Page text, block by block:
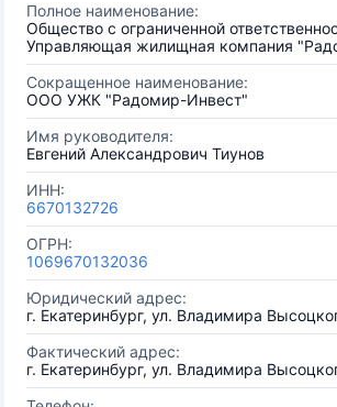
Полное наименование:
Общество с ограниченной
Управляющая жилищная компания
Сокращенное наименование:
ООО УЖК "Радомир-Инвест"
Имя руководителя:
Евгений Александрович Тиунов
ИНН:
6670132726
ОГРН:
1069670132036
Юридический адрес:
г. Екатеринбург, ул. Владимира
Фактический адрес:
г. Екатеринбург, ул. Владимира